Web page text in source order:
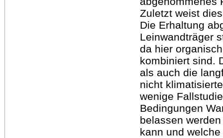
Zuletzt weist
Die Erhaltung
Leinwandträger
da hier
kombiniert sind.
als auch die
nicht
wenige
Bedingungen
belassen
kann und